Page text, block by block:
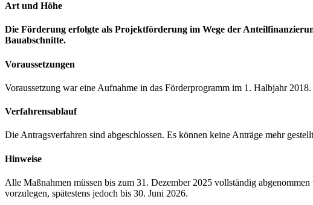
Art und Höhe
Die Förderung erfolgte als Projektförderung im Wege der
Bauabschnitte.
Voraussetzungen
Voraussetzung war eine Aufnahme in das Förderprogramm im 1. Halbjahr
Verfahrensablauf
Die Antragsverfahren sind abgeschlossen. Es können keine Anträge mehr
Hinweise
Alle Maßnahmen müssen bis zum 31. Dezember 2025 vollständig
vorzulegen, spätestens jedoch bis 30. Juni 2026.